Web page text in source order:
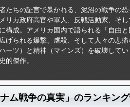
たちの証言で暴かれる、泥沼の戦争の恐
リカ政府高官や軍人、反戦活動家、そ
構成。アメリカ国内で語られる「自由
げられる爆撃、虐殺、そして人々の悲
ーツ）と精神（マインズ）を破壊して
的傑作。
ム戦争の真実」のランキン